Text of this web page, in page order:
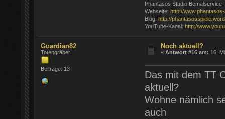
Phantasos Studio Bemalservice
Webseite: http://
Blog: http://
YouTube-Kanal: http://
Guardian82
Totengräber
Beiträge: 13
Noch aktuell?
«Antwort #16 am: 16.
Das mit dem TT
aktuell?
Wohne nämlich
auch